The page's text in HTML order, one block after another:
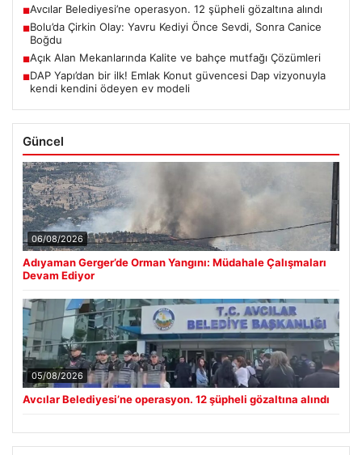
■Avcılar Belediyesi’ne operasyon. 12 şüpheli gözaltına alındı
■Bolu’da Çirkin Olay: Yavru Kediyi Önce Sevdi, Sonra Canice
Boğdu
■Açık Alan Mekanlarında Kalite ve bahçe mutfağı Çözümleri
■DAP Yapı’dan bir ilk! Emlak Konut güvencesi Dap vizyonuyla
kendi kendini ödeyen ev modeli
Güncel
06/08/2026
Adıyaman Gerger’de Orman Yangını: Müdahale Çalışmaları
Devam Ediyor
05/08/2026
Avcılar Belediyesi’ne operasyon. 12 şüpheli gözaltına alındı